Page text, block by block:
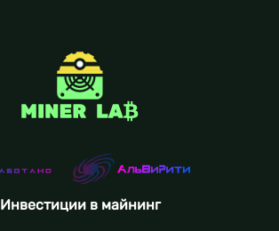
Инвестиции в майнинг